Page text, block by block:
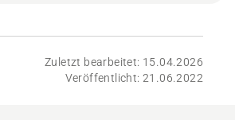
Zuletzt bearbeitet: 15.04.2026
Veröffentlicht: 21.06.2022